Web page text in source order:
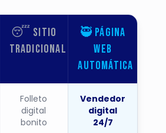
😴 Sitio
Tradicional
🥷 Página
Web
Automática
Folleto
digital
bonito
Vendedor
digital
24/7